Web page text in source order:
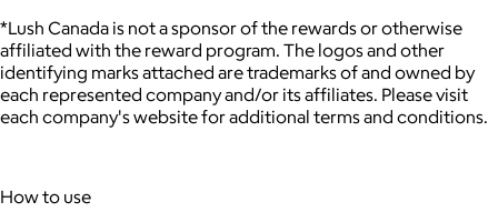
*Lush Canada is not a sponsor of the rewards or otherwise
affiliated with the reward program. The logos and other
identifying marks attached are trademarks of and owned by
each represented company and/or its affiliates. Please visit
each company's website for additional terms and conditions.
How to use